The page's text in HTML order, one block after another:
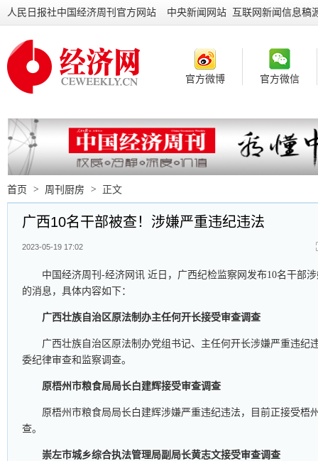
人民日报社中国经济周刊官方网站 中央新闻网站 互联网新闻信息稿
官方微博 官方微信
首页 > 周刊厨房 > 正文
广西10名干部被查！涉嫌严重违纪违法
2023-05-19 17:02
中国经济周刊-经济网讯 近日，广西纪检监察网发布10名干部
的消息，具体内容如下：
广西壮族自治区原法制办主任何开长接受审查调查
广西壮族自治区原法制办党组书记、主任何开长涉嫌严重违纪
委纪律审查和监察调查。
原梧州市粮食局局长白建辉接受审查调查
原梧州市粮食局局长白建辉涉嫌严重违纪违法，目前正接受梧
查。
崇左市城乡综合执法管理局副局长黄志文接受审查调查